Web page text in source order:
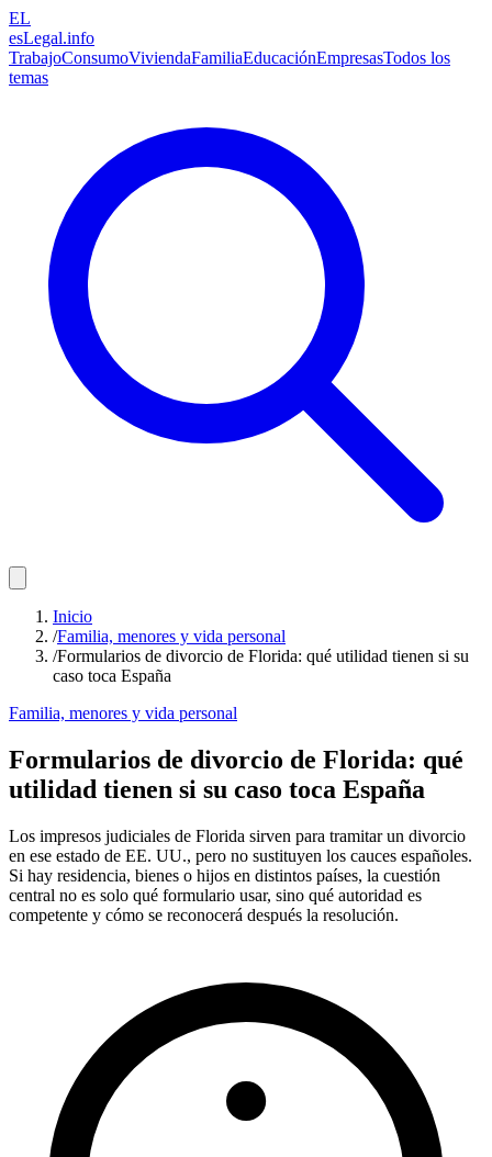
EL
esLegal.info
TrabajoConsumoViviendaFamiliaEducaciónEmpresasTodos los
temas
Inicio
/Familia, menores y vida personal
/Formularios de divorcio de Florida: qué utilidad tienen si su
caso toca España
Familia, menores y vida personal
Formularios de divorcio de Florida: qué
utilidad tienen si su caso toca España
Los impresos judiciales de Florida sirven para tramitar un divorcio
en ese estado de EE. UU., pero no sustituyen los cauces españoles.
Si hay residencia, bienes o hijos en distintos países, la cuestión
central no es solo qué formulario usar, sino qué autoridad es
competente y cómo se reconocerá después la resolución.